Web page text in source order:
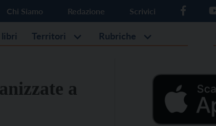
Chi Siamo Redazione Scrivici
Territori Rubriche
a